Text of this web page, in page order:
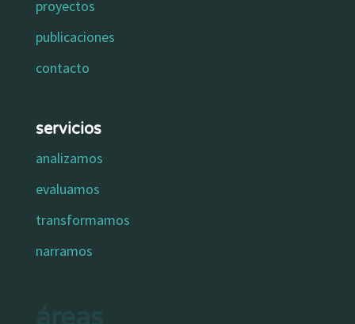
proyectos
publicaciones
contacto
servicios
analizamos
evaluamos
transformamos
narramos